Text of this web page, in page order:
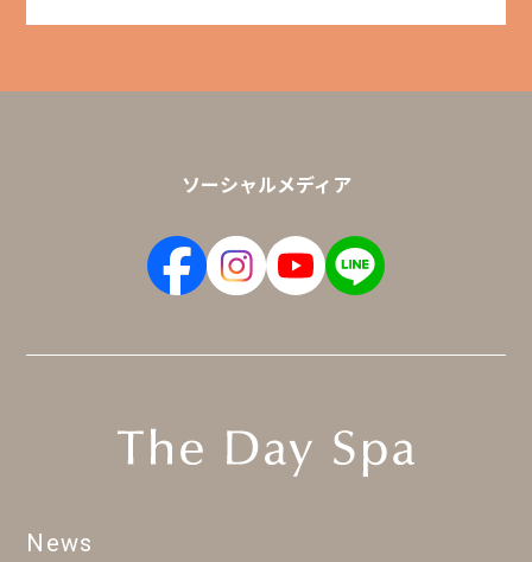
ソーシャルメディア
News